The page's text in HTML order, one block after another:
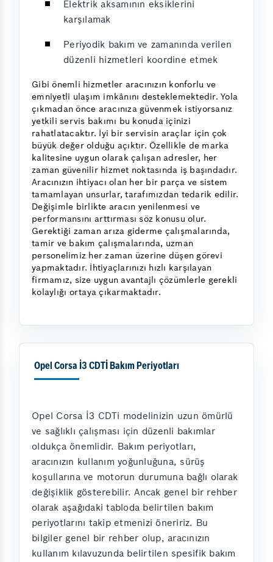
Elektrik aksamının eksiklerini
karşılamak
Periyodik bakım ve zamanında verilen
düzenli hizmetleri koordine etmek
Gibi önemli hizmetler aracınızın konforlu ve
emniyetli ulaşım imkânını desteklemektedir. Yola
çıkmadan önce aracınıza güvenmek istiyorsanız
yetkili servis bakımı bu konuda içinizi
rahatlatacaktır. İyi bir servisin araçlar için çok
büyük değer olduğu açıktır. Özellikle de marka
kalitesine uygun olarak çalışan adresler, her
zaman güvenilir hizmet noktasında iş başındadır.
Aracınızın ihtiyacı olan her bir parça ve sistem
tamamlayan unsurlar, tarafımızdan tedarik edilir.
Değişimle birlikte aracın yenilenmesi ve
performansını arttırması söz konusu olur.
Gerektiği zaman arıza giderme çalışmalarında,
tamir ve bakım çalışmalarında, uzman
personelimiz her zaman üzerine düşen görevi
yapmaktadır. İhtiyaçlarınızı hızlı karşılayan
firmamız, size uygun avantajlı çözümlerle gerekli
kolaylığı ortaya çıkarmaktadır.
Opel Corsa İ3 CDTİ Bakım Periyotları
Opel Corsa İ3 CDTi modelinizin uzun ömürlü
ve sağlıklı çalışması için düzenli bakımlar
oldukça önemlidir. Bakım periyotları,
aracınızın kullanım yoğunluğuna, sürüş
koşullarına ve motorun durumuna bağlı olarak
değişiklik gösterebilir. Ancak genel bir rehber
olarak aşağıdaki tabloda belirtilen bakım
periyotlarını takip etmenizi öneririz. Bu
bilgiler genel bir rehber olup, aracınızın
kullanım kılavuzunda belirtilen spesifik bakım